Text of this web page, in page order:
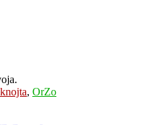
, OrZo